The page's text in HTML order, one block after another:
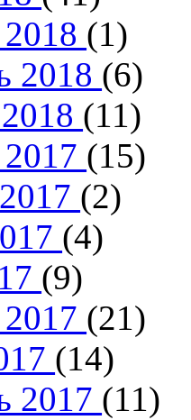
(1)
2018 (6)
(11)
(15)
(2)
(4)
(9)
(21)
(14)
2017 (11)